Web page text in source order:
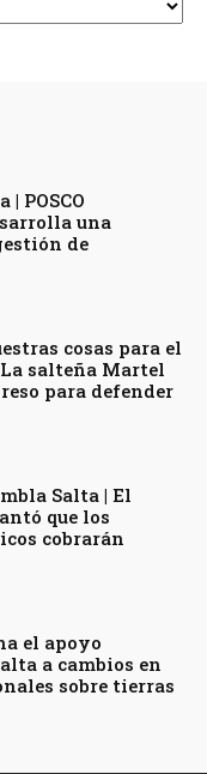
POSCO
una
de
cosas para el
salteña Martel
para defender
Salta | El
que los
cobrarán
el apoyo
a cambios en
sobre tierras